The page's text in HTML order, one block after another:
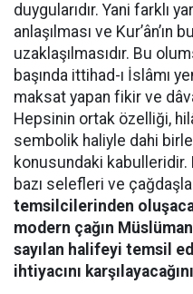
duygularıdır. Yani farklı
anlaşılması ve Kur’ân’ın
uzaklaşılmasıdır. Bu
başında ittihad-ı İslâmı
maksat yapan fikir ve
Hepsinin ortak özelliği,
sembolik haliyle dahi
konusundaki
bazı selefleri ve
temsilcilerinden
modern çağın
sayılan halifeyi temsil
ihtiyacını